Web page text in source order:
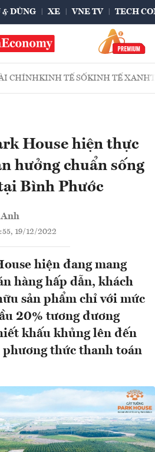
& DÙNG XE VNE TV TECH
CHÍNHKINH TẾ SỐKINH TẾ XANH
House hiện thực
hưởng chuẩn sống
Bình Phước
19/12/2022
hiện đang mang
hàng hấp dẫn, khách
sản phẩm chỉ với mức
20% tương đương
khấu khủng lên đến
thức thanh toán